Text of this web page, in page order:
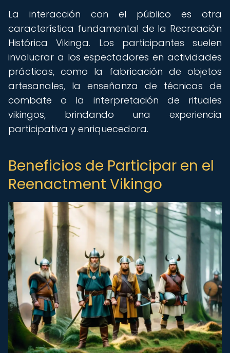
La interacción con el público es otra
característica fundamental de la Recreación
Histórica Vikinga. Los participantes suelen
involucrar a los espectadores en actividades
prácticas, como la fabricación de objetos
artesanales, la enseñanza de técnicas de
combate o la interpretación de rituales
vikingos, brindando una experiencia
participativa y enriquecedora.
Beneficios de Participar en el
Reenactment Vikingo